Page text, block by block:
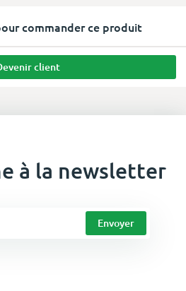
commander ce produit
client
à la newsletter